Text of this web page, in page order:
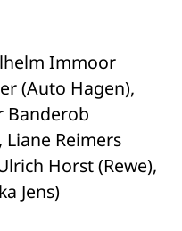
Immoor
(Auto Hagen),
Banderob
Reimers
Horst (Rewe),
Jens)